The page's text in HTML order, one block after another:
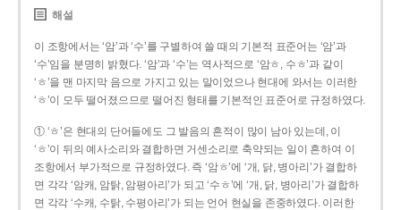
해설
이 조항에서는 ‘암’과 ‘수’를 구별하여 쓸 때의 기본적 표준어는 ‘암’과
‘수’임을 분명히 밝혔다. ‘암’과 ‘수’는 역사적으로 ‘암ㅎ, 수ㅎ’과 같이
‘ㅎ’을 맨 마지막 음으로 가지고 있는 말이었으나 현대에 와서는 이러한
‘ㅎ’이 모두 떨어졌으므로 떨어진 형태를 기본적인 표준어로 규정하였다.
① ‘ㅎ’은 현대의 단어들에도 그 발음의 흔적이 많이 남아 있는데, 이
‘ㅎ’이 뒤의 예사소리와 결합하면 거센소리로 축약되는 일이 흔하여 이
조항에서 부가적으로 규정하였다. 즉 ‘암ㅎ’에 ‘개, 닭, 병아리’가 결합하
면 각각 ‘암캐, 암탉, 암평아리’가 되고 ‘수ㅎ’에 ‘개, 닭, 병아리’가 결합하
면 각각 ‘수캐, 수탉, 수평아리’가 되는 언어 현실을 존중하였다. 이러한